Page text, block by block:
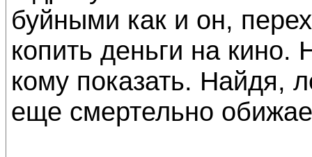
буйными как и он,
копить деньги на
кому показать. Найдя,
еще смертельно